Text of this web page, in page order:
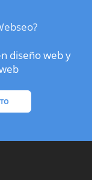
diseño web y